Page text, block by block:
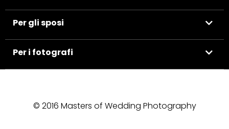
Per gli sposi
Per i fotografi
© 2016 Masters of Wedding Photography